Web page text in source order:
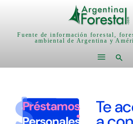
Fuente de información forestal,
ambiental de Argentina y